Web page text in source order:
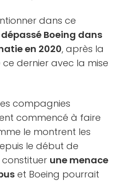
dans ce
dépassé Boeing dans
en 2020, après la
dernier avec la mise
compagnies
commencé à faire
le montrent les
le début de
constituer une menace
et Boeing pourrait